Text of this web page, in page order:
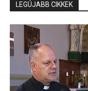
LEGÚJABB CIKKEK